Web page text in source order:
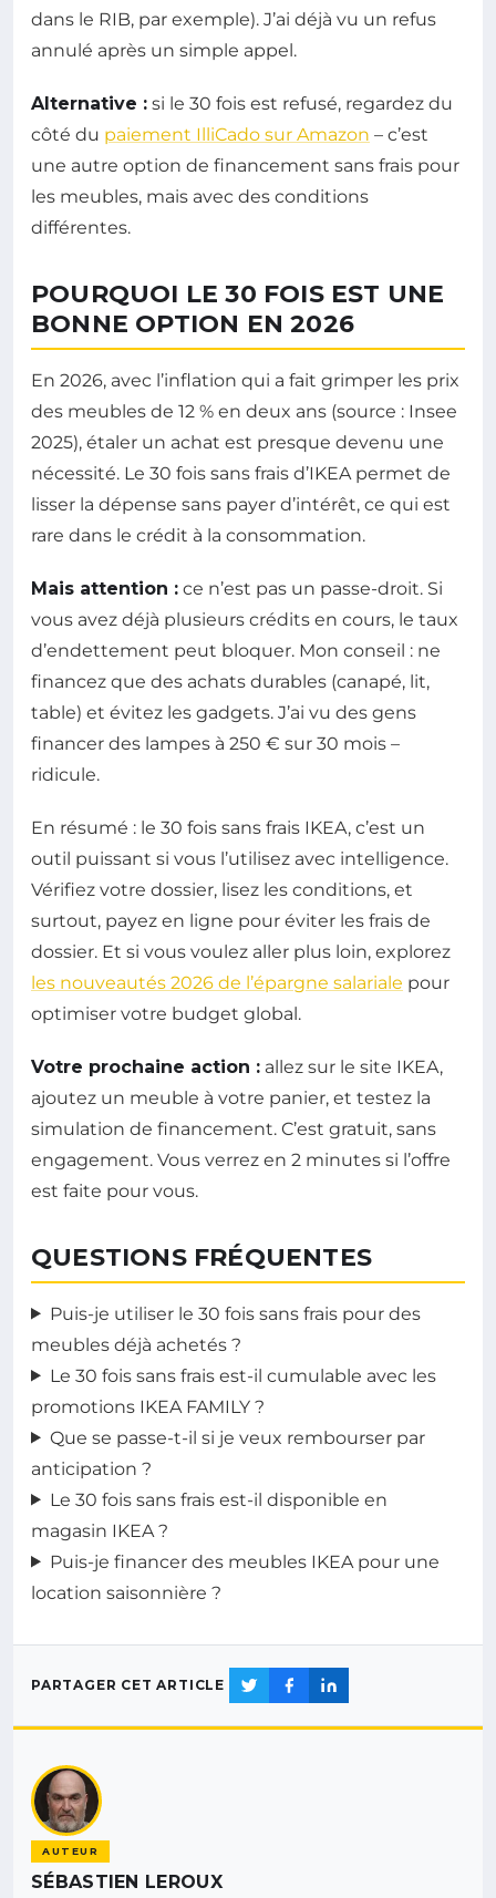
dans le RIB, par exemple). J’ai déjà vu un refus
annulé après un simple appel.
Alternative : si le 30 fois est refusé, regardez du
côté du paiement IlliCado sur Amazon – c’est
une autre option de financement sans frais pour
les meubles, mais avec des conditions
différentes.
POURQUOI LE 30 FOIS EST UNE
BONNE OPTION EN 2026
En 2026, avec l’inflation qui a fait grimper les prix
des meubles de 12 % en deux ans (source : Insee
2025), étaler un achat est presque devenu une
nécessité. Le 30 fois sans frais d’IKEA permet de
lisser la dépense sans payer d’intérêt, ce qui est
rare dans le crédit à la consommation.
Mais attention : ce n’est pas un passe-droit. Si
vous avez déjà plusieurs crédits en cours, le taux
d’endettement peut bloquer. Mon conseil : ne
financez que des achats durables (canapé, lit,
table) et évitez les gadgets. J’ai vu des gens
financer des lampes à 250 € sur 30 mois –
ridicule.
En résumé : le 30 fois sans frais IKEA, c’est un
outil puissant si vous l’utilisez avec intelligence.
Vérifiez votre dossier, lisez les conditions, et
surtout, payez en ligne pour éviter les frais de
dossier. Et si vous voulez aller plus loin, explorez
les nouveautés 2026 de l’épargne salariale pour
optimiser votre budget global.
Votre prochaine action : allez sur le site IKEA,
ajoutez un meuble à votre panier, et testez la
simulation de financement. C’est gratuit, sans
engagement. Vous verrez en 2 minutes si l’offre
est faite pour vous.
QUESTIONS FRÉQUENTES
Puis-je utiliser le 30 fois sans frais pour des
meubles déjà achetés ?
Le 30 fois sans frais est-il cumulable avec les
promotions IKEA FAMILY ?
Que se passe-t-il si je veux rembourser par
anticipation ?
Le 30 fois sans frais est-il disponible en
magasin IKEA ?
Puis-je financer des meubles IKEA pour une
location saisonnière ?
PARTAGER CET ARTICLE
AUTEUR
SÉBASTIEN LEROUX